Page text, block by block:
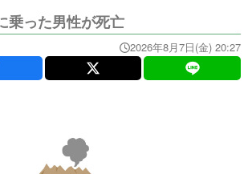
乗った男性が死亡
2026年8月7日(金) 20:27